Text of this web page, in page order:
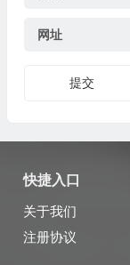
网址
提交
快捷入口
关于我们
注册协议